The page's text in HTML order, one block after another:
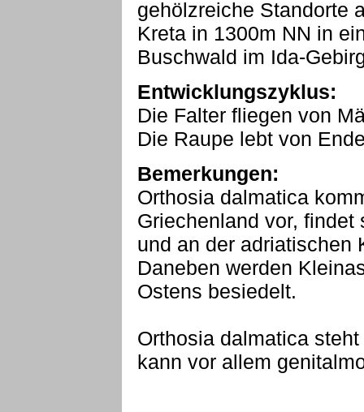
gehölzreiche Standorte
Kreta in 1300m NN in
Buschwald im Ida-
Entwicklungszyklus:
Die Falter fliegen von
Die Raupe lebt von
Bemerkungen:
Orthosia dalmatica
Griechenland vor,
und an der adriatischen
Daneben werden
Ostens besiedelt.
Orthosia dalmatica
kann vor allem